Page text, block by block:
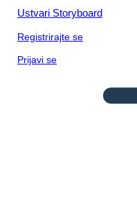
Ustvari Storyboard
Registrirajte se
Prijavi se